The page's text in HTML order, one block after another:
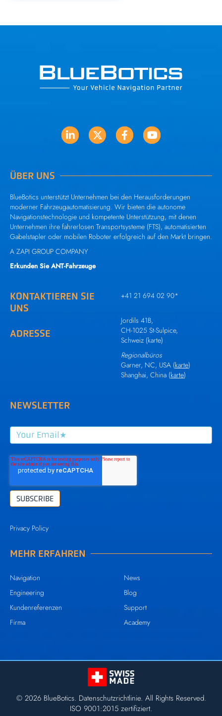
ÜBER UNS
BlueBotics unterstützt Unternehmen bei den Herausforderungen
moderner Fahrzeugautomatisierung. Wir bieten die autonome
Navigationstechnologie und kompetente Unterstützung, mit denen
Unternehmen ihre fahrerlosen Transportsysteme (FTS), automatisierten
Gabelstapler oder mobilen Roboter erfolgreich auf den Markt bringen.
A ZAPI GROUP COMPANY
Erkunden Sie ANT-Fahrzeuge
KONTAKTIEREN SIE
UNS
ADRESSE
+41 21 694 02 90*
Jordils 41B,
CH-1025 St-Sulpice,
Schweiz (karte)
Regionalbüros
Garner, NC, USA (karte)
Shanghai, China (karte)
NEWSLETTER
Privacy Policy
MEHR ERFAHREN
Navigation
Engineering
Kundenreferenzen
Firma
News
Blog
Support
Academy
© 2026 BlueBotics. Datenschutzrichtlinie. All Rights Reserved.
ISO 9001:2015 zertifiziert.